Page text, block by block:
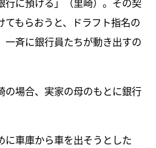
もらおうと、ドラフト指名の
一斉に銀行員たちが動き出すの
の場合、実家の母のもとに銀行
に車庫から車を出そうとした